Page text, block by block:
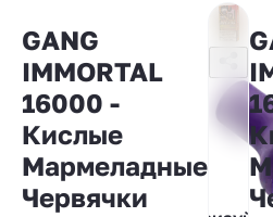
GANG
IMMORTAL
16000 -
Кислые
Мармеладные
Червячки